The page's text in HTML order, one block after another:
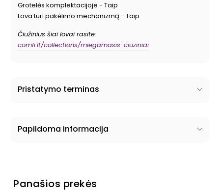
Grotelės komplektacijoje - Taip
Lova turi pakėlimo mechanizmą - Taip
Čiužinius šiai lovai rasite:
comfi.lt/collections/miegamasis-ciuziniai
Pristatymo terminas
Papildoma informacija
Panašios prekės